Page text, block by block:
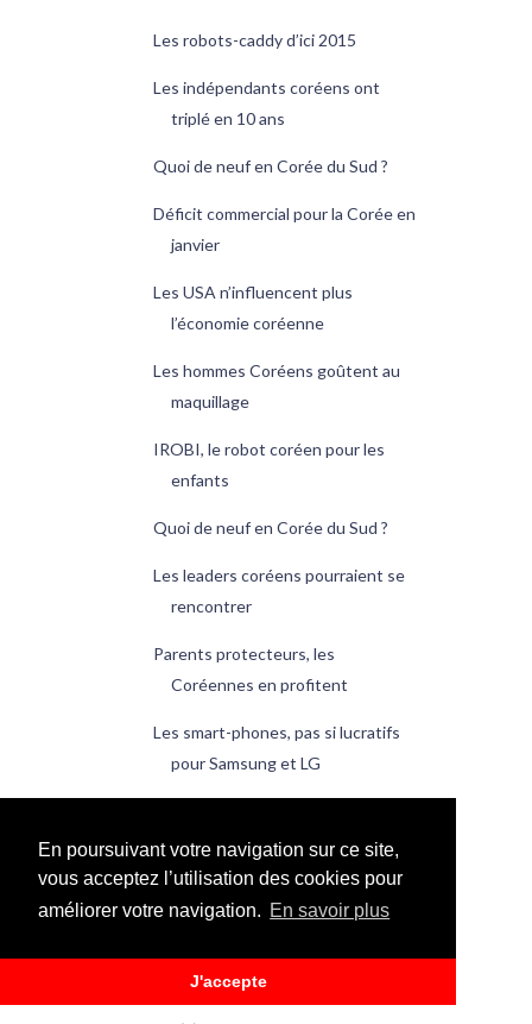
En poursuivant votre navigation sur ce site,
vous acceptez l’utilisation des cookies pour
améliorer votre navigation. En savoir plus
J'accepte
Les robots-caddy d’ici 2015
Les indépendants coréens ont
triplé en 10 ans
Quoi de neuf en Corée du Sud ?
Déficit commercial pour la Corée en
janvier
Les USA n’influencent plus
l’économie coréenne
Les hommes Coréens goûtent au
maquillage
IROBI, le robot coréen pour les
enfants
Quoi de neuf en Corée du Sud ?
Les leaders coréens pourraient se
rencontrer
Parents protecteurs, les
Coréennes en profitent
Les smart-phones, pas si lucratifs
pour Samsung et LG
technologies 2009
Quoi de neuf en Corée du Sud ?
janvier(20)
►2009(228)